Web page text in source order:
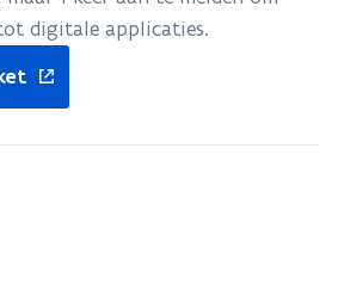
digitale applicaties.